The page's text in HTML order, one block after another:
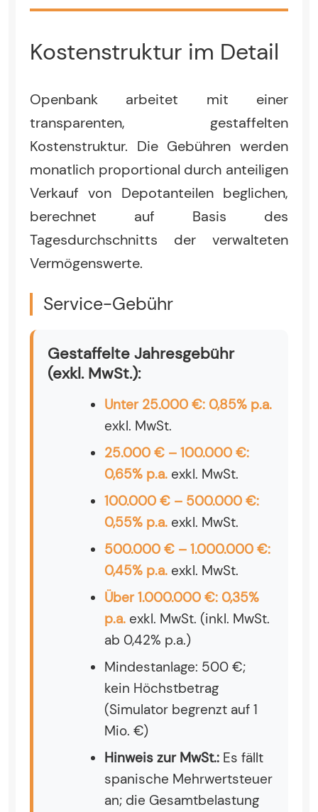
Kostenstruktur im Detail
Openbank arbeitet mit einer
transparenten, gestaffelten
Kostenstruktur. Die Gebühren werden
monatlich proportional durch anteiligen
Verkauf von Depotanteilen beglichen,
berechnet auf Basis des
Tagesdurchschnitts der verwalteten
Vermögenswerte.
Service-Gebühr
Gestaffelte Jahresgebühr
(exkl. MwSt.):
Unter 25.000 €: 0,85% p.a.
exkl. MwSt.
25.000 € – 100.000 €:
0,65% p.a. exkl. MwSt.
100.000 € – 500.000 €:
0,55% p.a. exkl. MwSt.
500.000 € – 1.000.000 €:
0,45% p.a. exkl. MwSt.
Über 1.000.000 €: 0,35%
p.a. exkl. MwSt. (inkl. MwSt.
ab 0,42% p.a.)
Mindestanlage: 500 €;
kein Höchstbetrag
(Simulator begrenzt auf 1
Mio. €)
Hinweis zur MwSt.: Es fällt
spanische Mehrwertsteuer
an; die Gesamtbelastung